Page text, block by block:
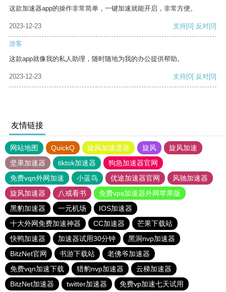
这款加速器app的操作非常简单，一键加速就能开启，非常方便。
2023-12-23 支持[0] 反对[0]
游客
这款app就像我的私人助理，随时随地为我的办公提供帮助。
2023-12-23 支持[0] 反对[0]
友情链接
网站地图 QuickQ 旋风加速度器 旋风
旋风加速
坚果加速器
tiktok加速器
狗急加速器官网
免费vqn外网加速
小蓝鸟 优途加速器官网
风驰加速器
旋风加速器
八戒看书
免费vps加速器外网苹果版
黑豹加速器
一元机场
IOS加速器
十大外网免费加速神器
CC加速器
芒果下载站
快鸭加速器
加速器试用30分钟
黑洞nvp加速器
BitzNet官网
书游下载站
老佛爷加速器
免费vqn加速下载
猎豹nvp加速器
云梯加速器
BitzNet加速器
twitter加速器 免费vp加速七天试用